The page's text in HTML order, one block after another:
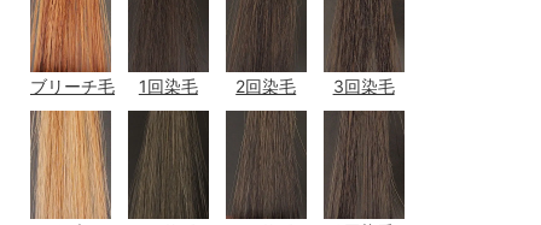
ブリーチ毛 1回染毛 2回染毛 3回染毛